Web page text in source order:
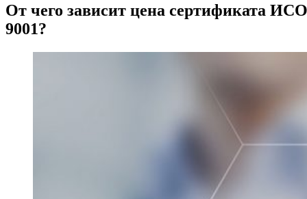
От чего зависит цена сертификата ИСО
9001?